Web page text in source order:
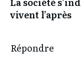
vivent l’après
Répondre